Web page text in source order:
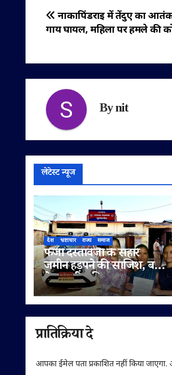
पोस्ट
नेविगेशन
नाकापिंडराइ में तेंदुए का
गाय घायल, महिला पर हमले की
Bynit
लेटेस्ट न्यूज
देश भ्रष्टाचार राज्य समाज
फर्जी दस्तावेजों के सहारे
जमीन हड़पने की साजिश, बहू
ने पटवारी सहित राजस्व
अधिकारियों पर लगाए
मिलीभगत के गंभीर आरोप
प्रातिक्रिया दे
आपका ईमेल पता प्रकाशित नहीं किया जाएगा.